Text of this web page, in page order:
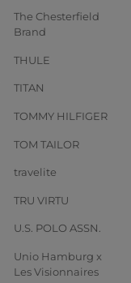
The Chesterfield
Brand
THULE
TITAN
TOMMY HILFIGER
TOM TAILOR
travelite
TRU VIRTU
U.S. POLO ASSN.
Unio Hamburg x
Les Visionnaires